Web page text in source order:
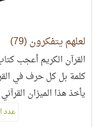
لعلهم يتفكرون (79)
القرآن الكريم أعجب
كلمة بل كل حرف في
يأخذ هذا الميزان
عدد